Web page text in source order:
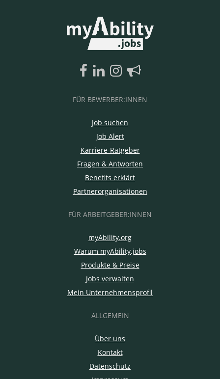
FÜR BEWERBER:INNEN
Job suchen
Job Alert
Karriere-Ratgeber
Fragen & Antworten
Benefits erklärt
Partnerorganisationen
FÜR ARBEITGEBER:INNEN
myAbility.org
Warum myAbility.jobs
Produkte & Preise
Jobs verwalten
Mein Unternehmensprofil
ALLGEMEIN
Über uns
Kontakt
Datenschutz